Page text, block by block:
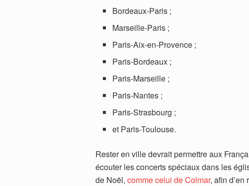
Bordeaux-Paris ;
Marseille-Paris ;
Paris-Aix-en-Provence ;
Paris-Bordeaux ;
Paris-Marseille ;
Paris-Nantes ;
Paris-Strasbourg ;
et Paris-Toulouse.
Rester en ville devrait permettre aux
écouter les concerts spéciaux dans les
de Noël, comme celui de Colmar, afin